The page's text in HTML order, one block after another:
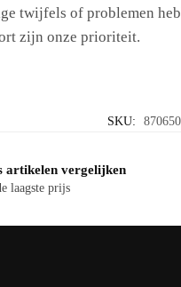
twijfels of problemen
zijn onze prioriteit.
SKU:
artikelen vergelijken
laagste prijs